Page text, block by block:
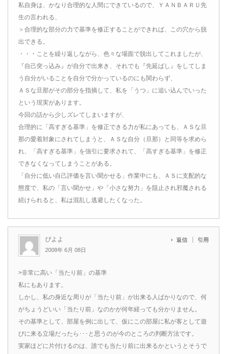
私自身は、かなり合理的な人間にできているので、ＹＡＮＢＡＲＵ先
生の言われる、
＞合理的な部分の力で基準を修正することができれば、この穴から脱
出できる。
・・・ことを繰り返しながら、色々な場面で脱出してこれましたが、
『自己突っ込み』が自分で出来き、それでも『先延ばし』をしてしま
う自分がいることを自分で分かっているのにも関わらず、
ＡＳな旦那がその部分を指摘して、私を「うつ」に追い込んでいった
という現実があります。
今回の話から少しズレてしまいますが、
合理的に「高すぎる基準」を修正できる力が私にあっても、ＡＳな旦
那の愛着対象にされてしまうと、ＡＳな自分（旦那）と同等を求めら
れ、「高すぎる基準」を強引に要求されて、「高すぎる基準」を修正
できなくなってしまうことがある。
「自分に低い自己評価を言い聞かせる」作業中にも、ＡＳに支配的な
態度で、私の「言い聞かせ」や「小さな努力」を阻止され邪魔される
続けられると、私は混乱し逃避したくなった。
ぴよよ
2008年 6月 08日
返信 引用
>非常に高い「当たり前」の基準
私にもあります。
しかし、私の身近な周りが「当たり前」が出来る人ばかりなので、何
がちょうどいい「当たり前」なのかが何年経っても分かりません。
その基準として、部屋を例に出して、仮にこの部屋に私が客として遊
びに来る立場だったら･･･と思うのが今のところの判断方法です。
実家ほどに片付けるのは、誰でも当たり前に出来るかというとそうで